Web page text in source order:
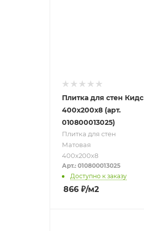
Плитка для стен Кидс
400х200х8 (арт.
010800013025)
Плитка для стен
Матовая
400х200х8
Доступно к заказу
Арт.: 010800013025
866 ₽/м2